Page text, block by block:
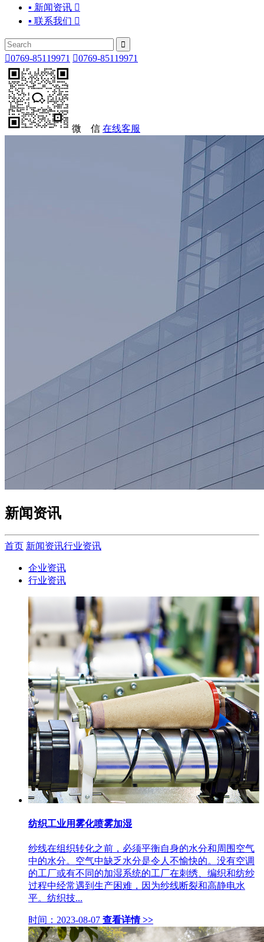
▪ 新闻资讯 
▪ 联系我们 

0769-85119971 0769-85119971
微 信 在线客服
新闻资讯
首页 新闻资讯行业资讯
企业资讯
行业资讯
纺织工业用雾化喷雾加湿
纱线在组织转化之前，必须平衡自身的水分和周围空气
中的水分。空气中缺乏水分是令人不愉快的。没有空调
的工厂或有不同的加湿系统的工厂在刺绣、编织和纺纱
过程中经常遇到生产困难，因为纱线断裂和高静电水
平。纺织技...
时间：2023-08-07 查看详情 >>